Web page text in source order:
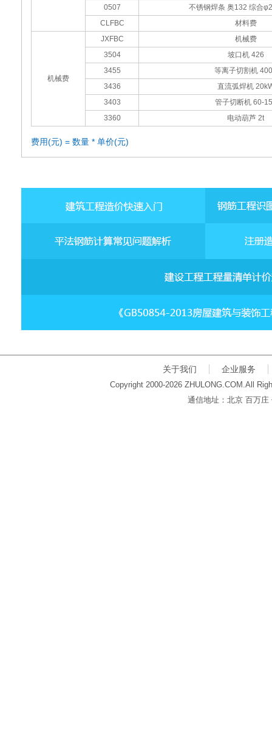
0507
不锈钢焊条 奥132 综合
CLFBC
材料费
机械费
JXFBC
机械费
3504
坡口机 426
3455
等离子切割机
3436
直流弧焊机
3403
管子切断机 60-
3360
电动葫芦 2t
费用(元) = 数量 * 单价(元)
关于我们 企业服务
Copyright 2000-2026 ZHULONG.COM.All
通信地址：北京 百万